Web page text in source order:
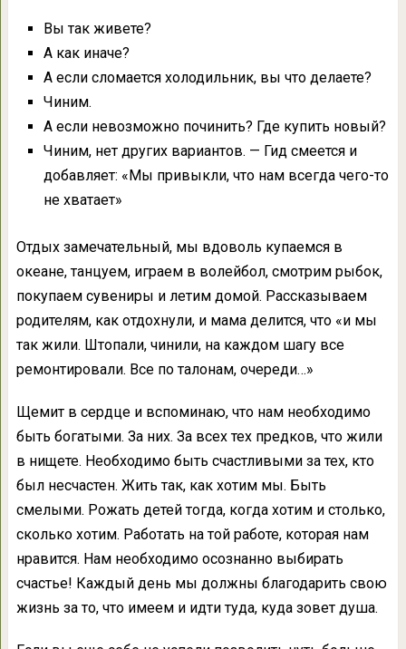
Вы так живете?
А как иначе?
А если сломается холодильник, вы что делаете?
Чиним.
А если невозможно починить? Где купить новый?
Чиним, нет других вариантов. — Гид смеется и
добавляет: «Мы привыкли, что нам всегда чего-то
не хватает»
Отдых замечательный, мы вдоволь купаемся в
океане, танцуем, играем в волейбол, смотрим рыбок,
покупаем сувениры и летим домой. Рассказываем
родителям, как отдохнули, и мама делится, что «и мы
так жили. Штопали, чинили, на каждом шагу все
ремонтировали. Все по талонам, очереди…»
Щемит в сердце и вспоминаю, что нам необходимо
быть богатыми. За них. За всех тех предков, что жили
в нищете. Необходимо быть счастливыми за тех, кто
был несчастен. Жить так, как хотим мы. Быть
смелыми. Рожать детей тогда, когда хотим и столько,
сколько хотим. Работать на той работе, которая нам
нравится. Нам необходимо осознанно выбирать
счастье! Каждый день мы должны благодарить свою
жизнь за то, что имеем и идти туда, куда зовет душа.